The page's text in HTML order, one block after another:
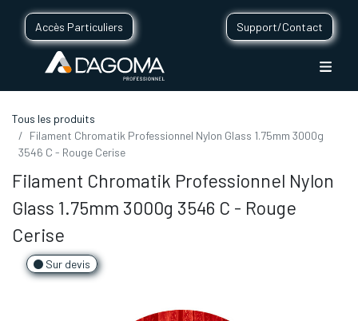
Accès Particuliers Support/Contact
Tous les produits
Filament Chromatik Professionnel Nylon Glass 1.75mm 3000g
3546 C - Rouge Cerise
Filament Chromatik Professionnel Nylon
Glass 1.75mm 3000g 3546 C - Rouge
Cerise
Sur devis